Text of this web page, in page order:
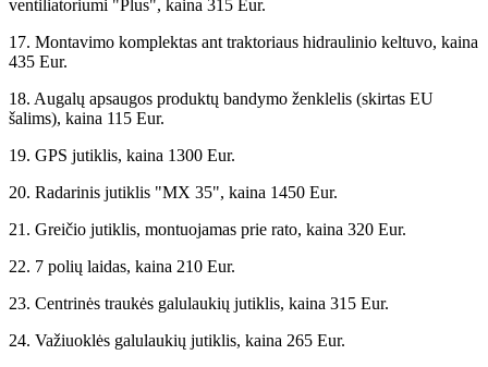
ventiliatoriumi "Plus", kaina 315 Eur.
17. Montavimo komplektas ant traktoriaus hidraulinio keltuvo, kaina
435 Eur.
18. Augalų apsaugos produktų bandymo ženklelis (skirtas EU
šalims), kaina 115 Eur.
19. GPS jutiklis, kaina 1300 Eur.
20. Radarinis jutiklis "MX 35", kaina 1450 Eur.
21. Greičio jutiklis, montuojamas prie rato, kaina 320 Eur.
22. 7 polių laidas, kaina 210 Eur.
23. Centrinės traukės galulaukių jutiklis, kaina 315 Eur.
24. Važiuoklės galulaukių jutiklis, kaina 265 Eur.